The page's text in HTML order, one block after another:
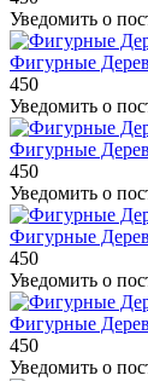
Уведомить о
Фигурные
450
Уведомить о
Фигурные
450
Уведомить о
Фигурные
450
Уведомить о
Фигурные
450
Уведомить о